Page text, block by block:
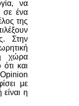
να
σε ένα
της
Στην
χώρα
ότι και
με
η